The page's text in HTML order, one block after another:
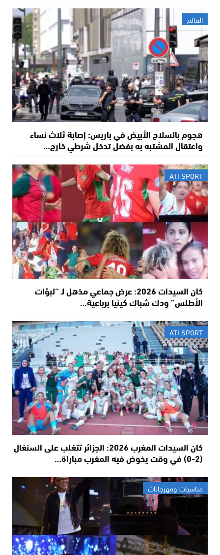
العالم
هجوم بالسلاح الأبيض في باريس: إصابة ثلاث نساء
واعتقال المشتبه به بفضل تدخل شرطي خارج…
ATI SPORT
كان السيدات 2026: عرض جماعي مذهل لـ “لبؤات
الأطلس” ودك شباك كينيا برباعية…
ATI SPORT
كان السيدات المغرب 2026: الجزائر تتغلب على السنغال
(2-0) في وقت يخوض فيه المغرب مباراة…
مناسبات ومهرجانات